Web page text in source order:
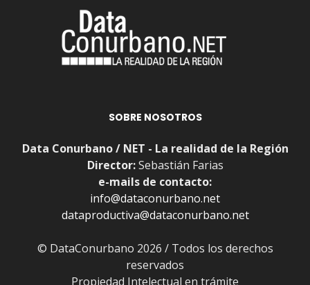
SOBRE NOSOTROS
Data Conurbano / NET - La realidad de la Región
Director:Sebastián Farias
e-mails de contacto:
info@dataconurbano.net
dataproductiva@dataconurbano.net
© DataConurbano 2026 / Todos los derechos
reservados
Propiedad Intelectual en trámite